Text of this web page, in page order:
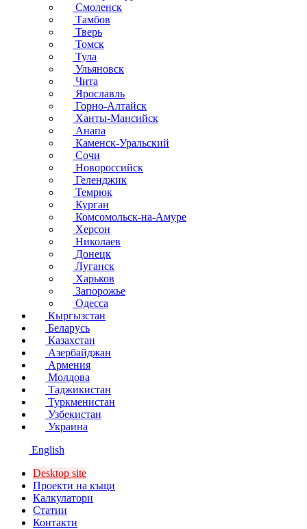
Смоленск
Тамбов
Тверь
Томск
Тула
Ульяновск
Чита
Ярославль
Горно-Алтайск
Ханты-Мансийск
Анапа
Каменск-Уральский
Сочи
Новороссийск
Геленджик
Темрюк
Курган
Комсомольск-на-Амуре
Херсон
Николаев
Донецк
Луганск
Харьков
Запорожье
Одесса
Кыргызстан
Беларусь
Казахстан
Азербайджан
Армения
Молдова
Таджикистан
Туркменистан
Узбекистан
Украина
English
Desktop site
Проекти на къщи
Калкулатори
Статии
Контакти